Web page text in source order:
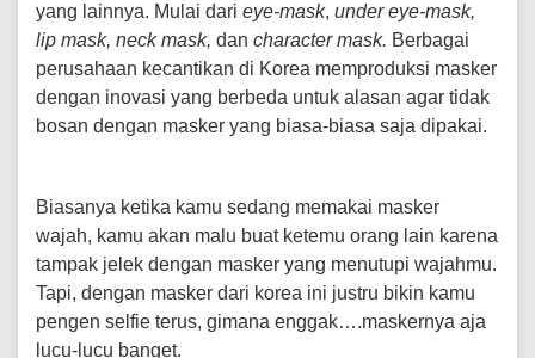
yang lainnya. Mulai dari eye-mask, under eye-mask,
lip mask, neck mask, dan character mask. Berbagai
perusahaan kecantikan di Korea memproduksi masker
dengan inovasi yang berbeda untuk alasan agar tidak
bosan dengan masker yang biasa-biasa saja dipakai.
Biasanya ketika kamu sedang memakai masker
wajah, kamu akan malu buat ketemu orang lain karena
tampak jelek dengan masker yang menutupi wajahmu.
Tapi, dengan masker dari korea ini justru bikin kamu
pengen selfie terus, gimana enggak….maskernya aja
lucu-lucu banget.